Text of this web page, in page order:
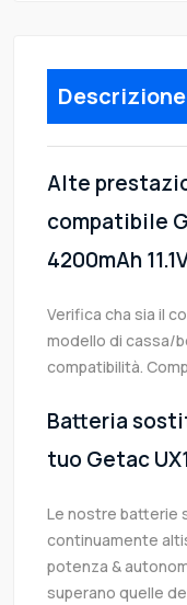
Descrizione
Alte
compatibile
4200mAh
Verifica cha sia il
modello di cassa/
compatibilità.
Batteria
tuo Getac
Le nostre batterie
continuamente
potenza &
superano quelle